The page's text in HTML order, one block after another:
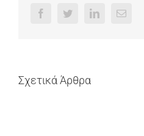
FacebookTwitterLinkedInEmail
Σχετικά Άρθρα